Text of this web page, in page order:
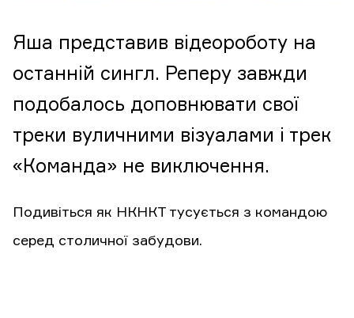
Яша представив відеороботу на
останній сингл. Реперу завжди
подобалось доповнювати свої
треки вуличними візуалами і трек
«Команда» не виключення.
Подивіться як НКНКТ тусується з командою
серед столичної забудови.